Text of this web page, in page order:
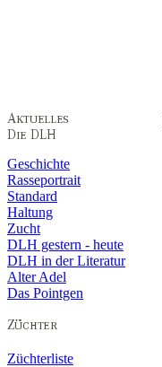
Geschichte
Rasseportrait
Standard
Haltung
Zucht
DLH gestern - heute
DLH in der Literatur
Alter Adel
Das Pointgen
Züchterliste